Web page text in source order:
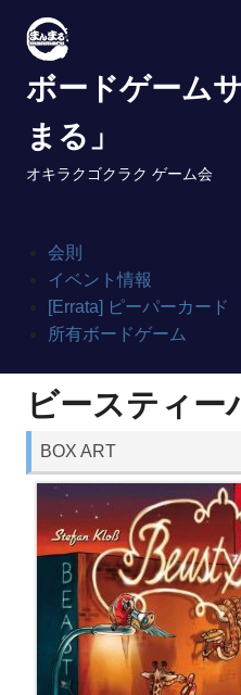
content
ボードゲーム
まる」
オキラクゴクラク ゲーム会
会則
イベント情報
[Errata] ピーパーカード
所有ボードゲーム
ビースティー
BOX ART